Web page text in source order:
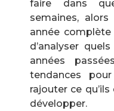
faire dans
semaines,
année complète
d’analyser
années
tendances
rajouter ce qu’ils
développer.